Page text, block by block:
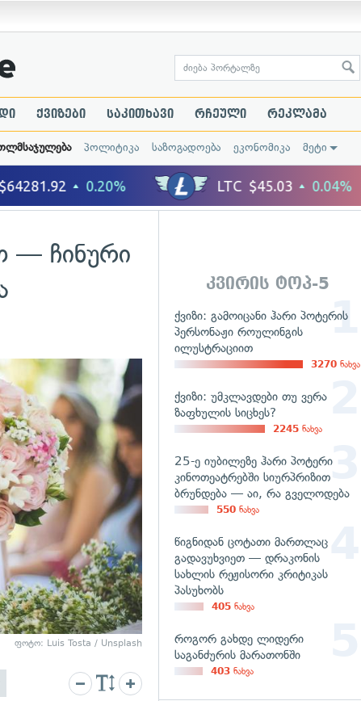
ქვიზები საკითხავი რჩეული რეკლამა
პოლიტიკა საზოგადოება ეკონომიკა მეტი
— ჩინური
ფოტო: Luis Tosta / Unsplash
კვირის ტოპ-5
ქვიზი: გამოიცანი ჰარი პოტერის
პერსონაჟი როულინგის
ილუსტრაციით
3270 ნახვა
ქვიზი: უმკლავდები თუ ვერა
ზაფხულის სიცხეს?
2245 ნახვა
25-ე იუბილეზე ჰარი პოტერი
კინოთეატრებში სიურპრიზით
ბრუნდება — აი, რა გველოდება
550 ნახვა
წიგნიდან ცოტათი მართლაც
გადავუხვიეთ — დრაკონის
სახლის რეჟისორი კრიტიკას
პასუხობს
405 ნახვა
როგორ გახდე ლიდერი
საგანძურის მარათონში
403 ნახვა